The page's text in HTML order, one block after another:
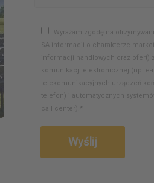
Wyrażam zgodę na
SA informacji o charakterze
informacji handlowych oraz ofert)
komunikacji elektronicznej (np. e-
telekomunikacyjnych urządzeń
telefon) i automatycznych
call center).*